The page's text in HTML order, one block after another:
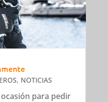
, NOTICIAS
para pedir